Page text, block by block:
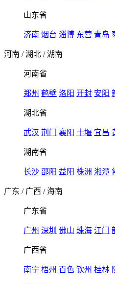
山东省
济南 烟台 淄博 东营 青岛
河南 /湖北 /湖南
河南省
郑州 鹤壁 洛阳 开封 安阳
湖北省
武汉 荆门 襄阳 十堰 宜昌
湖南省
长沙 邵阳 益阳 株洲 湘潭
广东 / 广西 / 海南
广东省
广州 深圳 佛山 珠海 江门
广西省
南宁 梧州 百色 钦州 桂林